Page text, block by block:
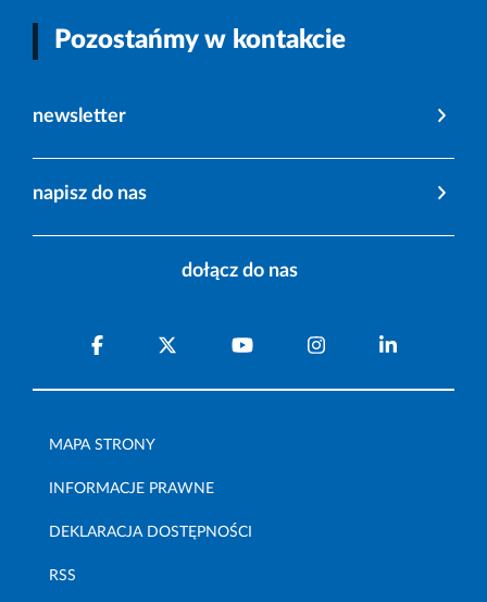
Pozostańmy w kontakcie
newsletter
napisz do nas
dołącz do nas
MAPA STRONY
INFORMACJE PRAWNE
DEKLARACJA DOSTĘPNOŚCI
RSS